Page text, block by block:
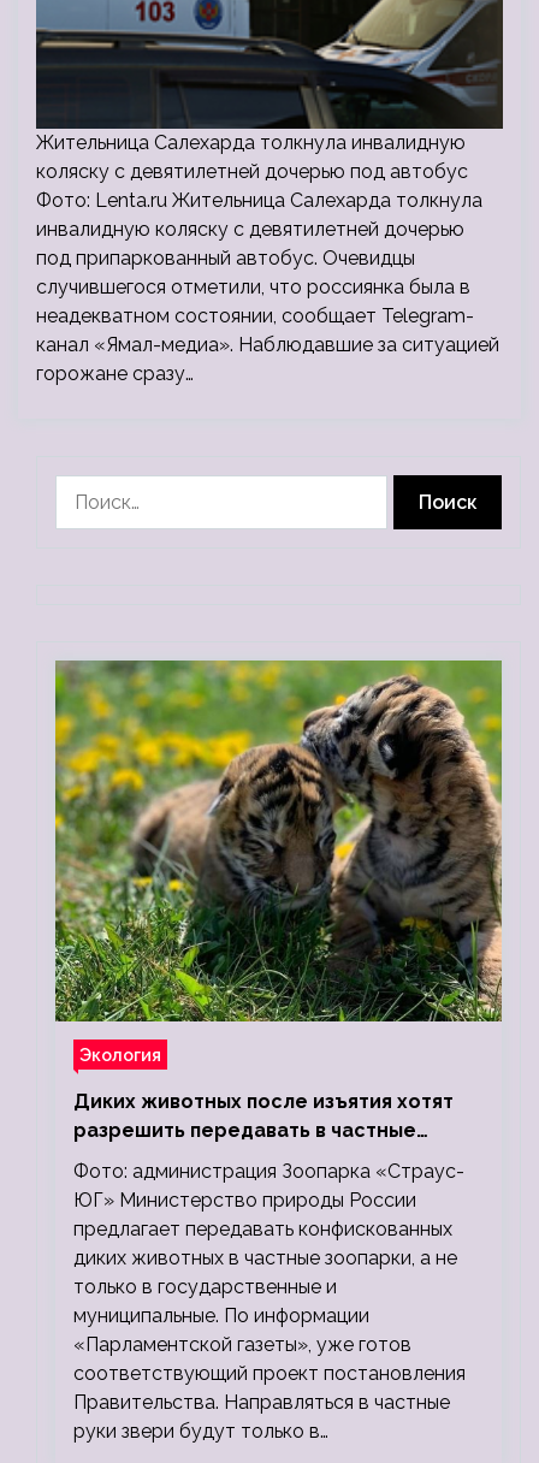
Жительница Салехарда толкнула инвалидную
коляску с девятилетней дочерью под автобус
Фото: Lenta.ru Жительница Салехарда толкнула
инвалидную коляску с девятилетней дочерью
под припаркованный автобус. Очевидцы
случившегося отметили, что россиянка была в
неадекватном состоянии, сообщает Telegram-
канал «Ямал-медиа». Наблюдавшие за ситуацией
горожане сразу…
Экология
Диких животных после изъятия хотят
разрешить передавать в частные
зоопарки
Фото: администрация Зоопарка «Страус-
ЮГ» Министерство природы России
предлагает передавать конфискованных
диких животных в частные зоопарки, а не
только в государственные и
муниципальные. По информации
«Парламентской газеты», уже готов
соответствующий проект постановления
Правительства. Направляться в частные
руки звери будут только в…